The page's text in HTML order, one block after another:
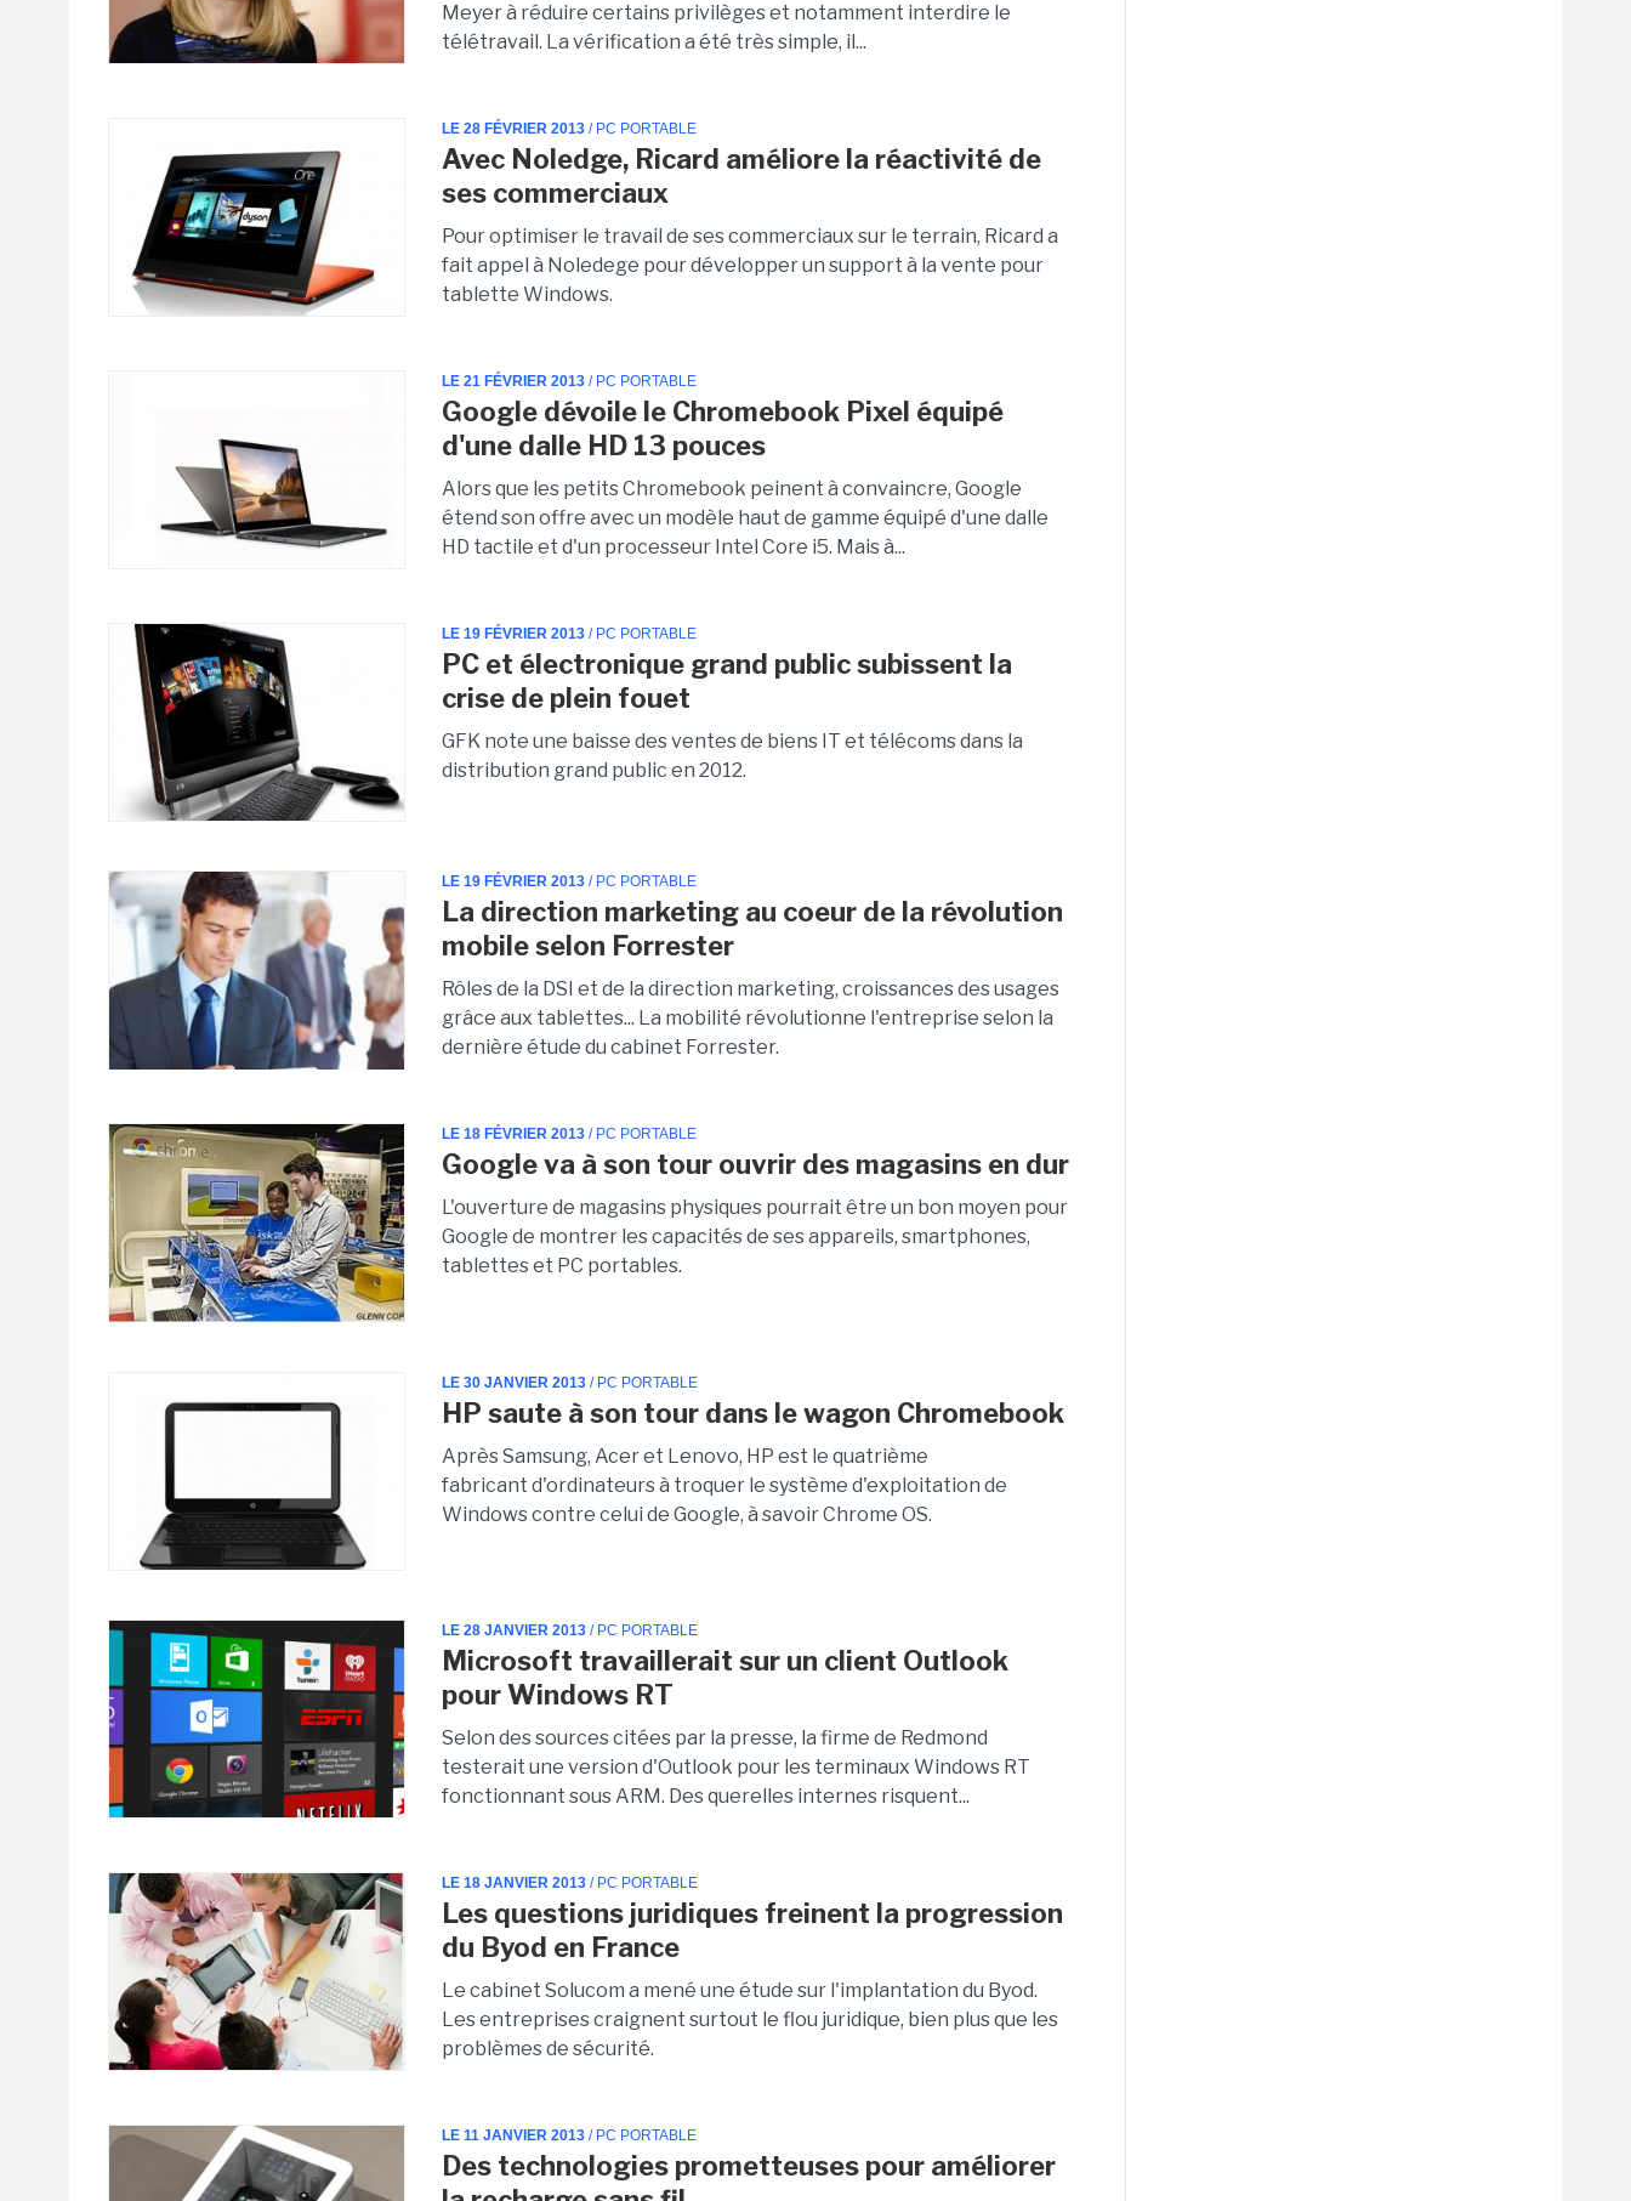
Meyer à réduire certains privilèges et notamment interdire le
télétravail. La vérification a été très simple, il...
LE 28 FÉVRIER 2013 / PC PORTABLE
Avec Noledge, Ricard améliore la réactivité de
ses commerciaux
Pour optimiser le travail de ses commerciaux sur le terrain, Ricard a
fait appel à Noledege pour développer un support à la vente pour
tablette Windows.
LE 21 FÉVRIER 2013 / PC PORTABLE
Google dévoile le Chromebook Pixel équipé
d'une dalle HD 13 pouces
Alors que les petits Chromebook peinent à convaincre, Google
étend son offre avec un modèle haut de gamme équipé d'une dalle
HD tactile et d'un processeur Intel Core i5. Mais à...
LE 19 FÉVRIER 2013 / PC PORTABLE
PC et électronique grand public subissent la
crise de plein fouet
GFK note une baisse des ventes de biens IT et télécoms dans la
distribution grand public en 2012.
LE 19 FÉVRIER 2013 / PC PORTABLE
La direction marketing au coeur de la révolution
mobile selon Forrester
Rôles de la DSI et de la direction marketing, croissances des usages
grâce aux tablettes... La mobilité révolutionne l'entreprise selon la
dernière étude du cabinet Forrester.
LE 18 FÉVRIER 2013 / PC PORTABLE
Google va à son tour ouvrir des magasins en dur
L'ouverture de magasins physiques pourrait être un bon moyen pour
Google de montrer les capacités de ses appareils, smartphones,
tablettes et PC portables.
LE 30 JANVIER 2013 / PC PORTABLE
HP saute à son tour dans le wagon Chromebook
Après Samsung, Acer et Lenovo, HP est le quatrième
fabricant d'ordinateurs à troquer le système d'exploitation de
Windows contre celui de Google, à savoir Chrome OS.
LE 28 JANVIER 2013 / PC PORTABLE
Microsoft travaillerait sur un client Outlook
pour Windows RT
Selon des sources citées par la presse, la firme de Redmond
testerait une version d'Outlook pour les terminaux Windows RT
fonctionnant sous ARM. Des querelles internes risquent...
LE 18 JANVIER 2013 / PC PORTABLE
Les questions juridiques freinent la progression
du Byod en France
Le cabinet Solucom a mené une étude sur l'implantation du Byod.
Les entreprises craignent surtout le flou juridique, bien plus que les
problèmes de sécurité.
LE 11 JANVIER 2013 / PC PORTABLE
Des technologies prometteuses pour améliorer